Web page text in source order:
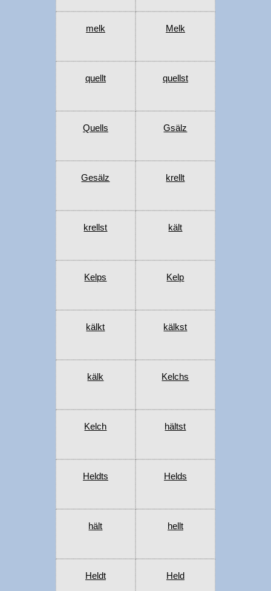
melk Melk
quellt quellst
Quells Gsälz
Gesälz krellt
krellst kält
Kelps Kelp
kälkt kälkst
kälk Kelchs
Kelch hältst
Heldts Helds
hält hellt
Heldt Held